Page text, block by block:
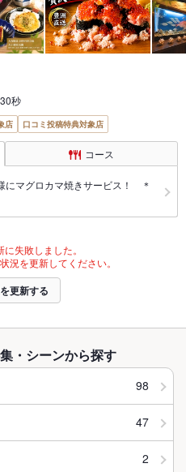
秒
店 口コミ投稿特典対象店
コース
にマグロカマ焼きサービス！ ＊
失敗しました。
況を更新してください。
更新する
・シーンから探す
98
47
2